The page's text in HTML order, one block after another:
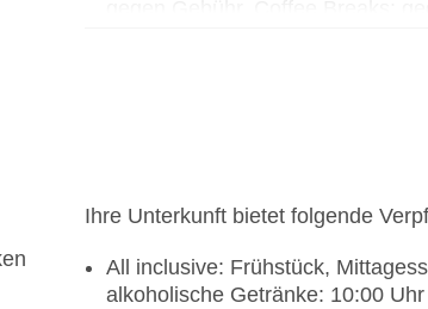
Ihre Unterkunft bietet folgende
All inclusive: Frühstück,
alkoholische Getränke: 10:00